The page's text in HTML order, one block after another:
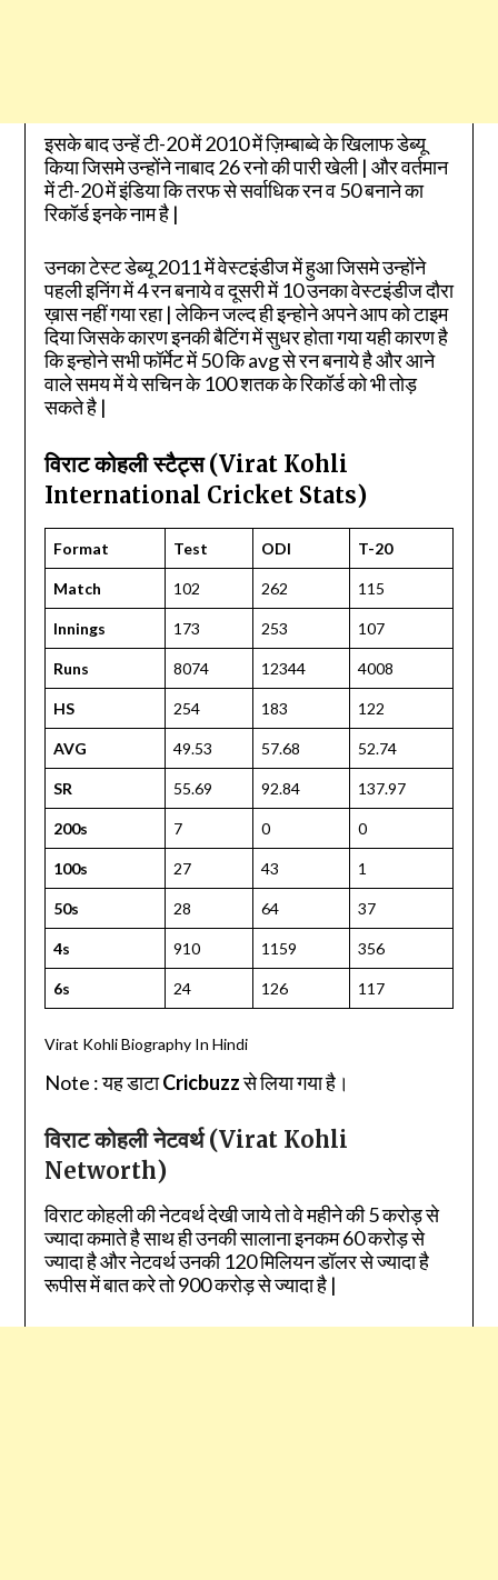
इसके बाद उन्हें टी-20 में 2010 में ज़िम्बाब्वे के खिलाफ डेब्यू
किया जिसमे उन्होंने नाबाद 26 रनो की पारी खेली | और वर्तमान
में टी-20 में इंडिया कि तरफ से सर्वाधिक रन व 50 बनाने का
रिकॉर्ड इनके नाम है |
उनका टेस्ट डेब्यू 2011 में वेस्टइंडीज में हुआ जिसमे उन्होंने
पहली इनिंग में 4 रन बनाये व दूसरी में 10 उनका वेस्टइंडीज दौरा
ख़ास नहीं गया रहा | लेकिन जल्द ही इन्होने अपने आप को टाइम
दिया जिसके कारण इनकी बैटिंग में सुधर होता गया यही कारण है
कि इन्होने सभी फॉर्मेट में 50 कि avg से रन बनाये है और आने
वाले समय में ये सचिन के 100 शतक के रिकॉर्ड को भी तोड़
सकते है |
विराट कोहली स्टैट्स (Virat Kohli
International Cricket Stats)
Format Test ODI T-20
Match 102 262 115
Innings 173 253 107
Runs 8074 12344 4008
HS 254 183 122
AVG 49.53 57.68 52.74
SR 55.69 92.84 137.97
200s 7 0 0
100s 27 43 1
50s 28 64 37
4s 910 1159 356
6s 24 126 117
Virat Kohli Biography In Hindi
Note : यह डाटाCricbuzzसे लिया गया है।
विराट कोहली नेटवर्थ (Virat Kohli
Networth)
विराट कोहली की नेटवर्थ देखी जाये तो वे महीने की 5 करोड़ से
ज्यादा कमाते है साथ ही उनकी सालाना इनकम 60 करोड़ से
ज्यादा है और नेटवर्थ उनकी 120 मिलियन डॉलर से ज्यादा है
रूपीस में बात करे तो 900 करोड़ से ज्यादा है |